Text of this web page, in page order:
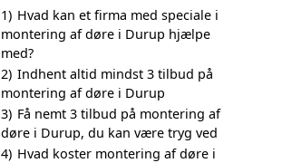
1) Hvad kan et firma med speciale i
montering af døre i Durup hjælpe
med?
2) Indhent altid mindst 3 tilbud på
montering af døre i Durup
3) Få nemt 3 tilbud på montering af
døre i Durup, du kan være tryg ved
4) Hvad koster montering af døre i